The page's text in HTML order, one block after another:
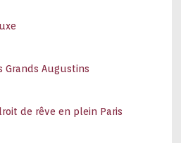
Grands Augustins
de rêve en plein Paris